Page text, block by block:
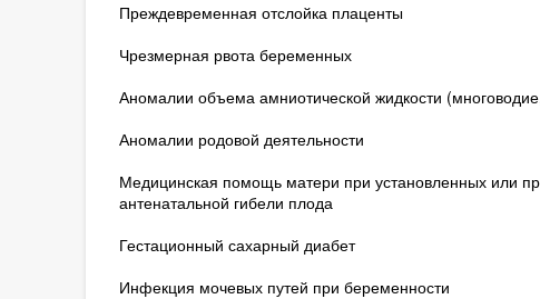
Преждевременная отслойка плаценты
Чрезмерная рвота беременных
Аномалии объема амниотической жидкости
Аномалии родовой деятельности
Медицинская помощь матери при установленных или
антенатальной гибели плода
Гестационный сахарный диабет
Инфекция мочевых путей при беременности